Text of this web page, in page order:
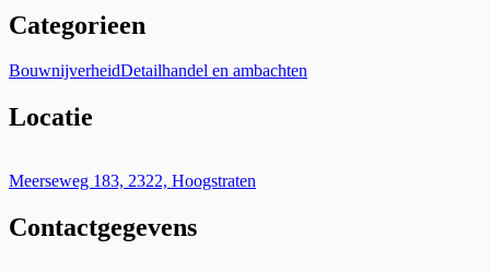
Categorieen
BouwnijverheidDetailhandel en ambachten
Locatie
+
−
Meerseweg 183, 2322, Hoogstraten
Contactgegevens